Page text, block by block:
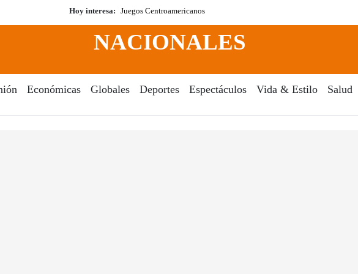
Hoy interesa: Juegos Centroamericanos
NACIONALES
Económicas Globales Deportes Espectáculos Vida & Estilo Salud